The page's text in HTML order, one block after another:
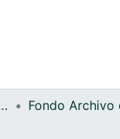
y Fílmico del Valle del Cauca